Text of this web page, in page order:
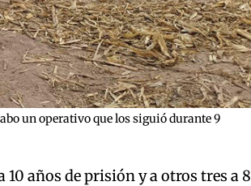
un operativo que los siguió durante 9
años de prisión y a otros tres a 8